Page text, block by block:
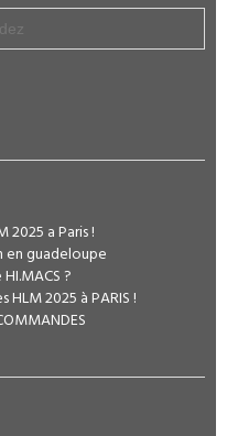
a Paris !
en guadeloupe
?
2025 à PARIS !